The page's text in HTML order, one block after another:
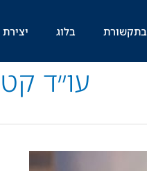
בתקשורת בלוג
עו״ד